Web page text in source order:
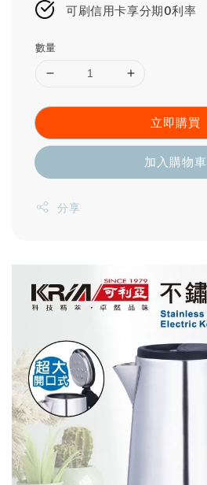
可刷信用卡享分期0利率
數量
立即購買
加入購物車
分享